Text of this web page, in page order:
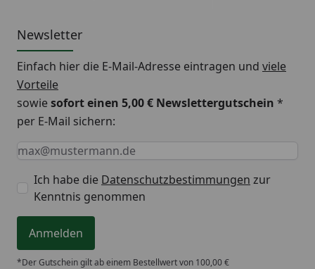
Newsletter
Einfach hier die E-Mail-Adresse eintragen und viele
Vorteile
sowiesofort einen 5,00 € Newslettergutschein *
per E-Mail sichern:
Keine Eingabe erforderlich
Eingabe erforderlich
E-Mail *
Ich habe die Datenschutzbestimmungen zur
Kenntnis genommen
Anmelden
*Der Gutschein gilt ab einem Bestellwert von 100,00 €